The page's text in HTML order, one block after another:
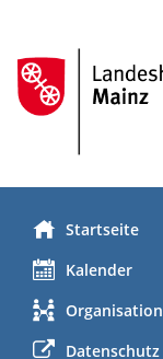
Startseite
Kalender
Organisation
Datenschutz